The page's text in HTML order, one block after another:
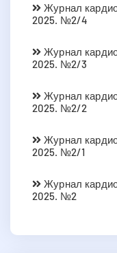
Журнал
2025. №2/4
Журнал
2025. №2/3
Журнал
2025. №2/2
Журнал
2025. №2/1
Журнал
2025. №2